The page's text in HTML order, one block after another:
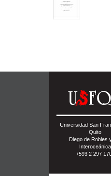
Universidad San
Quito
Diego de Robles
Interoceánica
+593 2 297